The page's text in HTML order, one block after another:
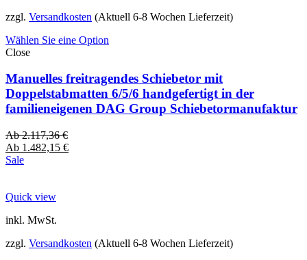
zzgl. Versandkosten (Aktuell 6-8 Wochen Lieferzeit)
Wählen Sie eine Option
Close
Manuelles freitragendes Schiebetor mit
Doppelstabmatten 6/5/6 handgefertigt in der
familieneigenen DAG Group Schiebetormanufaktur
Ab2.117,36€
Ab 1.482,15 €
Sale
Quick view
inkl. MwSt.
zzgl. Versandkosten (Aktuell 6-8 Wochen Lieferzeit)